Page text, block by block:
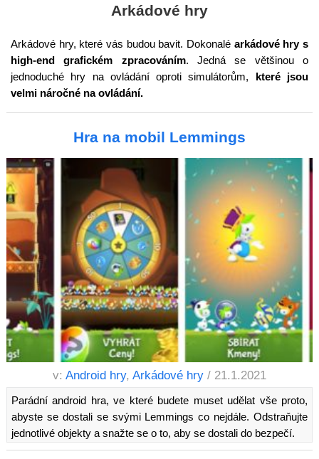
Arkádové hry
Arkádové hry, které vás budou bavit. Dokonalé arkádové hry s
high-end grafickém zpracováním. Jedná se většinou o
jednoduché hry na ovládání oproti simulátorům, které jsou
velmi náročné na ovládání.
Hra na mobil Lemmings
v: Android hry, Arkádové hry / 21.1.2021
Parádní android hra, ve které budete muset udělat vše proto,
abyste se dostali se svými Lemmings co nejdále. Odstraňujte
jednotlivé objekty a snažte se o to, aby se dostali do bezpečí.